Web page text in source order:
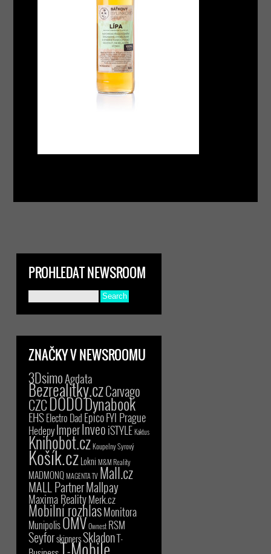
PROHLEDAT NEWSROOM
ZNAČKY V NEWSROOMU
3DsimoAgdata
Bezrealitky.czCarvago
CZCDODODynabook
EHSElectro Dad EpicoFYI Prague
HedepyImperInveoiSTYLE Kaktus
Knihobot.czKoupelny Syrový
Košík.czLokni M&M Reality
MADMONQMAGENTA TV Mall.cz
MALL PartnerMallpay
Maxima RealityMerk.cz
Mobilní rozhlasMonitora
MunipolisOMVOwnest RSM
SeyforskinnersSkladonT-
T-Mobile